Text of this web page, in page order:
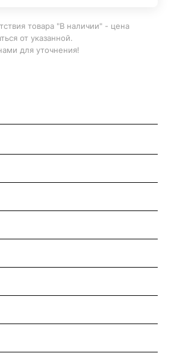
товара "В наличии" - цена
от указанной.
для уточнения!